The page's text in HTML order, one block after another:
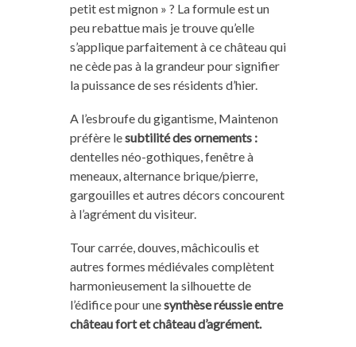
petit est mignon » ? La formule est un
peu rebattue mais je trouve qu’elle
s’applique parfaitement à ce château qui
ne cède pas à la grandeur pour signifier
la puissance de ses résidents d’hier.
A l’esbroufe du gigantisme, Maintenon
préfère lesubtilité des ornements :
dentelles néo-gothiques, fenêtre à
meneaux, alternance brique/pierre,
gargouilles et autres décors concourent
à l’agrément du visiteur.
Tour carrée, douves, mâchicoulis et
autres formes médiévales complètent
harmonieusement la silhouette de
l’édifice pour unesynthèse réussie entre
château fort et château d’agrément.